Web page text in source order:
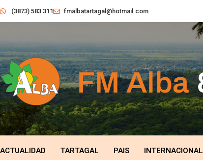
(3873) 583 311 fmalbatartagal@hotmail.com
ACTUALIDAD TARTAGAL PAIS INTERNACIONAL